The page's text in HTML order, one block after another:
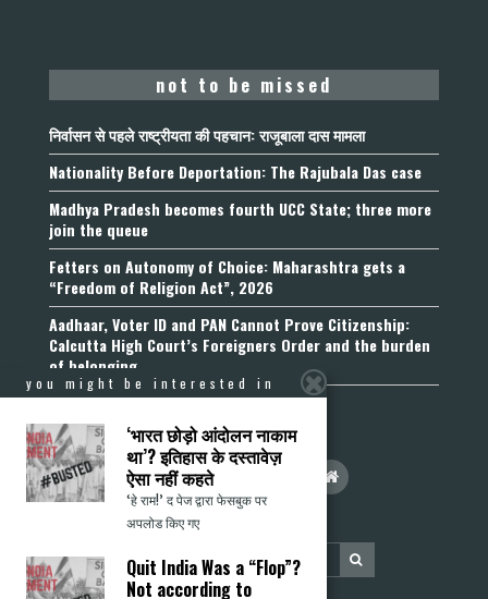
not to be missed
निर्वासन से पहले राष्ट्रीयता की पहचान: राजूबाला दास मामला
Nationality Before Deportation: The Rajubala Das case
Madhya Pradesh becomes fourth UCC State; three more
join the queue
Fetters on Autonomy of Choice: Maharashtra gets a
“Freedom of Religion Act”, 2026
Aadhaar, Voter ID and PAN Cannot Prove Citizenship:
Calcutta High Court’s Foreigners Order and the burden
of belonging
you might be interested in
‘भारत छोड़ो आंदोलन नाकाम
था’? इतिहास के दस्तावेज़
ऐसा नहीं कहते
‘हे राम!’ द पेज द्वारा फेसबुक पर
अपलोड किए गए
Quit India Was a “Flop”?
Not according to